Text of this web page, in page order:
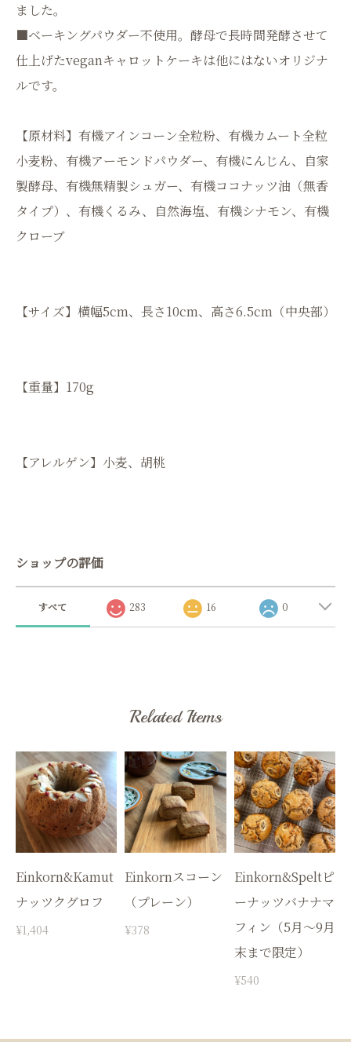
ました。
■ベーキングパウダー不使用。酵母で長時間発酵させて
仕上げたveganキャロットケーキは他にはないオリジナ
ルです。
【原材料】有機アインコーン全粒粉、有機カムート全粒
小麦粉、有機アーモンドパウダー、有機にんじん、自家
製酵母、有機無精製シュガー、有機ココナッツ油（無香
タイプ）、有機くるみ、自然海塩、有機シナモン、有機
クローブ
【サイズ】横幅5cm、長さ10cm、高さ6.5cm（中央部）
【重量】170g
【アレルゲン】小麦、胡桃
ショップの評価
すべて 283 16 0
Related Items
Einkorn&Kamut
ナッツクグロフ
¥1,404
Einkornスコーン
（プレーン）
¥378
Einkorn&Speltピ
ーナッツバナナマ
フィン（5月〜9月
末まで限定）
¥540